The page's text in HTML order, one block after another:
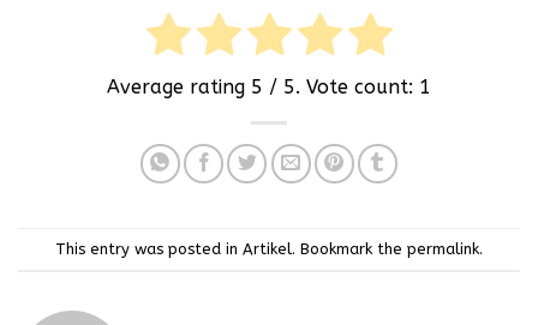
Average rating 5 / 5. Vote count: 1
This entry was posted in Artikel. Bookmark the permalink.